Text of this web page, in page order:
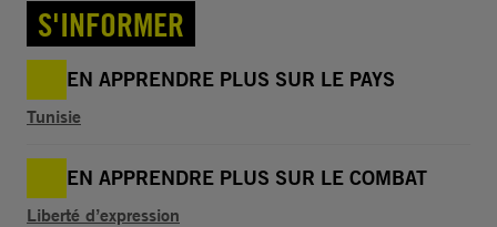
S'INFORMER
EN APPRENDRE PLUS SUR LE PAYS
Tunisie
EN APPRENDRE PLUS SUR LE COMBAT
Liberté d’expression